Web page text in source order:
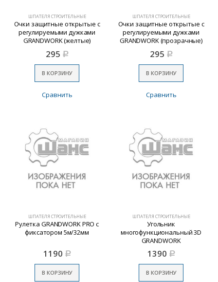
ШПАТЕЛЯ СТРОИТЕЛЬНЫЕ
Очки защитные открытые с
регулируемыми дужками
GRANDWORK (желтые)
295 Р
В КОРЗИНУ
Сравнить
ШПАТЕЛЯ СТРОИТЕЛЬНЫЕ
Очки защитные открытые с
регулируемыми дужками
GRANDWORK (прозрачные)
295 Р
В КОРЗИНУ
Сравнить
ШПАТЕЛЯ СТРОИТЕЛЬНЫЕ
Рулетка GRANDWORK PRO с
фиксатором 5м/32мм
1190 Р
В КОРЗИНУ
ШПАТЕЛЯ СТРОИТЕЛЬНЫЕ
Угольник
многофункциональный 3D
GRANDWORK
1390 Р
В КОРЗИНУ